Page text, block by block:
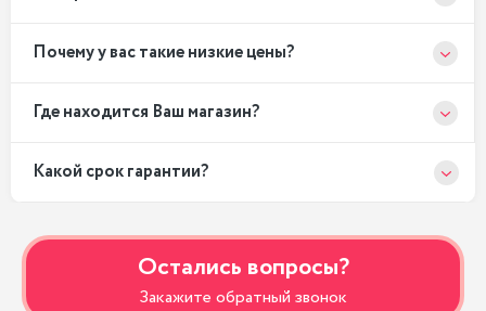
Почему у вас такие низкие цены?
Где находится Ваш магазин?
Какой срок гарантии?
Остались вопросы?
Закажите обратный звонок